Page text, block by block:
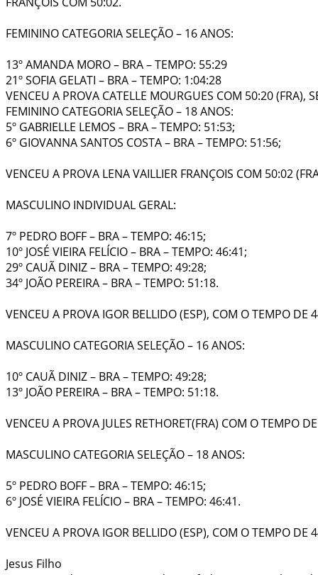
FEMININO CATEGORIA SELEÇÃO – 16 ANOS:
13º AMANDA MORO – BRA – TEMPO: 55:29
21º SOFIA GELATI – BRA – TEMPO: 1:04:28
VENCEU A PROVA CATELLE MOURGUES COM 50:20 (FRA),
FEMININO CATEGORIA SELEÇÃO – 18 ANOS:
5º GABRIELLE LEMOS – BRA – TEMPO: 51:53;
6º GIOVANNA SANTOS COSTA – BRA – TEMPO: 51:56;
VENCEU A PROVA LENA VAILLIER FRANÇOIS COM 50:02
MASCULINO INDIVIDUAL GERAL:
7º PEDRO BOFF – BRA – TEMPO: 46:15;
10º JOSÉ VIEIRA FELÍCIO – BRA – TEMPO: 46:41;
29º CAUÃ DINIZ – BRA – TEMPO: 49:28;
34º JOÃO PEREIRA – BRA – TEMPO: 51:18.
VENCEU A PROVA IGOR BELLIDO (ESP), COM O TEMPO
MASCULINO CATEGORIA SELEÇÃO – 16 ANOS:
10º CAUÃ DINIZ – BRA – TEMPO: 49:28;
13º JOÃO PEREIRA – BRA – TEMPO: 51:18.
VENCEU A PROVA JULES RETHORET(FRA) COM O TEMPO
MASCULINO CATEGORIA SELEÇÃO – 18 ANOS:
5º PEDRO BOFF – BRA – TEMPO: 46:15;
6º JOSÉ VIEIRA FELÍCIO – BRA – TEMPO: 46:41.
VENCEU A PROVA IGOR BELLIDO (ESP), COM O TEMPO
Jesus Filho